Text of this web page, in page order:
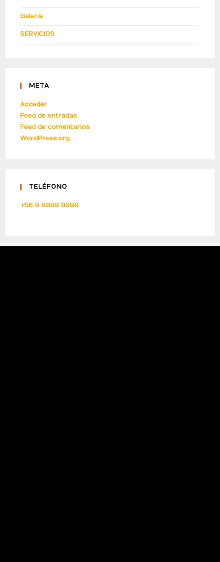
Galería
SERVICIOS
META
Acceder
Feed de entradas
Feed de comentarios
WordPress.org
TELÉFONO
+56 9 9999 9999